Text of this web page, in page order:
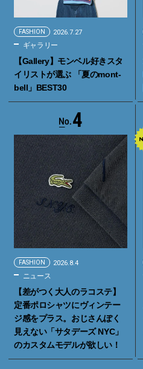
FASHION 2026.7.27
ギャラリー
【Gallery】モンベル好きスタ
イリストが選ぶ 「夏のmont-
bell」BEST30
4
FASHION 2026.8.4
ニュース
【差がつく大人のラコステ】
定番ポロシャツにヴィンテー
ジ感をプラス。おじさんぽく
見えない「サタデーズ NYC」
のカスタムモデルが欲しい！